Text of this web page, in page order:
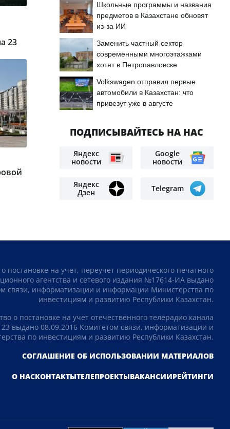
23
Школьные программы и названия
предметов в Казахстане обновят
из-за ИИ
Заменить частный сектор
современными многоэтажками
хотят в Петропавловске
Volkswagen отправил первые
автомобили в Казахстан: что
привезут уже в августе
ПОДПИСЫВАЙТЕСЬ НА НАС
Яндекс
новости
Google
новости
Яндекс
Дзен
Telegram
постановке на учет, переучет периодического печатного
агентства и сетевого издания №17614-ИА выдано
связи, информатизации и информации Министерства по
инвестициям и развитию Республики Казахстан.
о постановке на учет отечественного телерадио канала
выдано 08.09.2016 Комитетом связи, информатизации и
по инвестициям и развитию Республики Казахстан.
СОГЛАШЕНИЕ ОБ ИСПОЛЬЗОВАНИИ МАТЕРИАЛОВ
О НАСКОНТАКТЫТЕЛЕПРОЕКТЫВАКАНСИИРЕЙТИНГИ